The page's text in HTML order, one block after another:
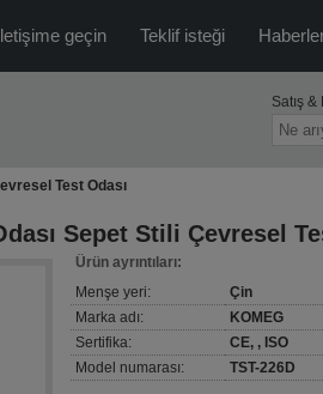
geçin Teklif isteği
Satış &
Test Odası
Sepet Stili Çevresel
Ürün ayrıntıları:
Menşe yeri:
Çin
Marka adı:
KOMEG
Sertifika:
CE, , ISO
Model numarası:
TST-226D